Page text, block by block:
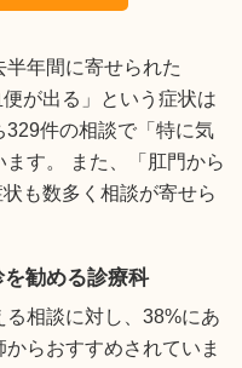
年間に寄せられた
が出る」という症状は
件の相談で「特に気
す。 また、「肛門から
も数多く相談が寄せら
を勧める診療科
る相談に対し、38%にあ
らおすすめされていま